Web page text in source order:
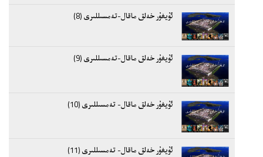
ئۇيغۇر خەلق ماقال-تەمسىللىرى (8)
ئۇيغۇر خەلق ماقال-تەمسىللىرى (9)
ئۇيغۇر خەلق ماقال- تەمسىللىرى (10)
ئۇيغۇر خەلق ماقال- تەمسىللىرى (11)